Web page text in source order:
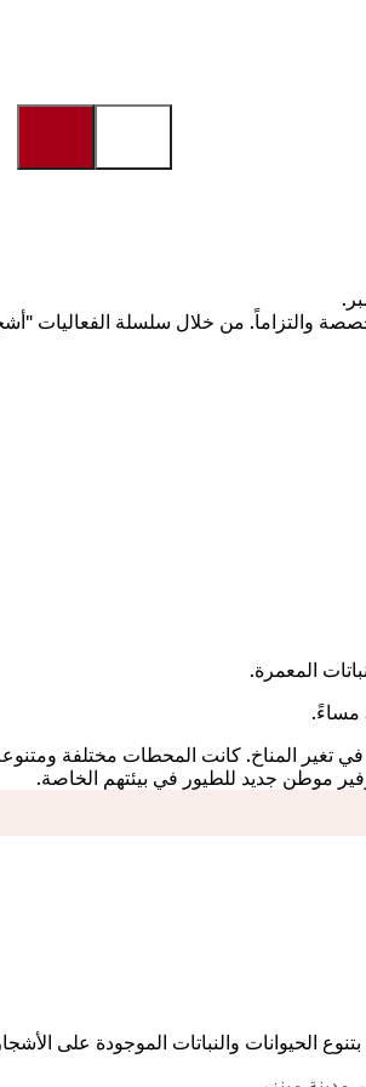
والتزاماً. من خلال سلسلة الفعاليات
المعمرة.
تغير المناخ. كانت المحطات مختلفة
موطن جديد للطيور في بيئتهم الخاصة.
الحيوانات والنباتات الموجودة على